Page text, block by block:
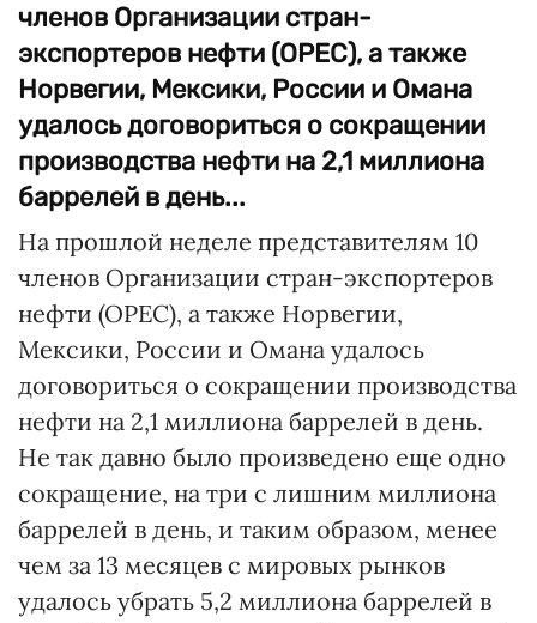
членов Организации стран-
экспортеров нефти (ОРЕС), а также
Норвегии, Мексики, России и Омана
удалось договориться о сокращении
производства нефти на 2,1 миллиона
баррелей в день...
На прошлой неделе представителям 10
членов Организации стран-экспортеров
нефти (ОРЕС), а также Норвегии,
Мексики, России и Омана удалось
договориться о сокращении производства
нефти на 2,1 миллиона баррелей в день.
Не так давно было произведено еще одно
сокращение, на три с лишним миллиона
баррелей в день, и таким образом, менее
чем за 13 месяцев с мировых рынков
удалось убрать 5,2 миллиона баррелей в